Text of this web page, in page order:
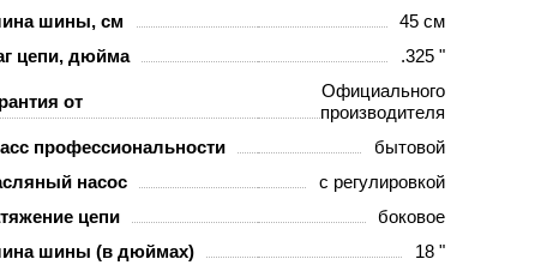
шины, см
45 см
цепи, дюйма
.325 "
от
Официального
производителя
профессиональности
бытовой
насос
с регулировкой
цепи
боковое
шины (в дюймах)
18 "